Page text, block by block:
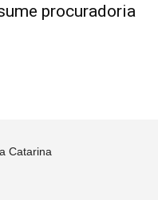
procuradoria